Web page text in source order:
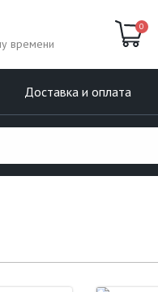
времени
0
Доставка и оплата